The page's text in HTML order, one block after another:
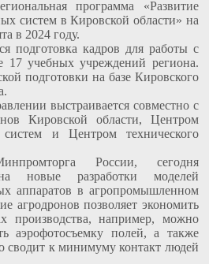
программа «Развитие
систем в Кировской области» на
в 2024 году.
подготовка кадров для работы с
17 учебных учреждений региона.
подготовки на базе Кировского
выстраивается совместно с
Кировской области, Центром
систем и Центром технического
России, сегодня
новые разработки моделей
аппаратов в агропромышленном
агродронов позволяет экономить
производства, например, можно
аэрофотосъемку полей, а также
сводит к минимуму контакт людей